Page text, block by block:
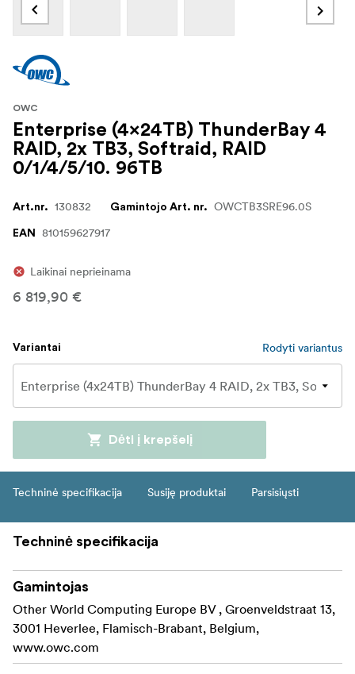
OWC
Enterprise (4x24TB) ThunderBay 4
RAID, 2x TB3, Softraid, RAID
0/1/4/5/10. 96TB
Art.nr. 130832 Gamintojo Art. nr. OWCTB3SRE96.0S
EAN 810159627917
Laikinai neprieinama
6 819,90 €
Variantai Rodyti variantus
Dėti į krepšelį
Techninė specifikacija Susiję produktai Parsisiųsti
Techninė specifikacija
Gamintojas
Other World Computing Europe BV , Groenveldstraat 13,
3001 Heverlee, Flamisch-Brabant, Belgium,
www.owc.com